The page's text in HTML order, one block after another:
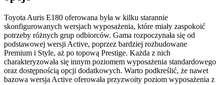
Toyota Auris E180 oferowana była w kilku starannie
skonfigurowanych wersjach wyposażenia, które miały zaspokoić
potrzeby różnych grup odbiorców. Gama rozpoczynała się od
podstawowej wersji Active, poprzez bardziej rozbudowane
Premium i Style, aż po topową Prestige. Każda z nich
charakteryzowała się innym poziomem wyposażenia standardowego
oraz dostępnością opcji dodatkowych. Warto podkreślić, że nawet
bazowa wersja Active oferowała przyzwoity poziom wyposażenia z